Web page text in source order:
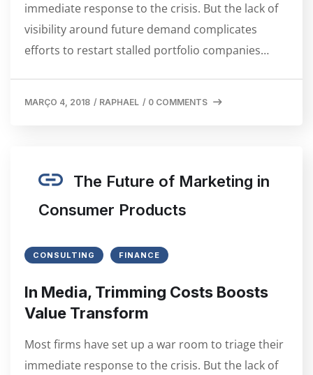
immediate response to the crisis. But the lack of
visibility around future demand complicates
efforts to restart stalled portfolio companies…
MARÇO 4, 2018 / RAPHAEL / 0 COMMENTS
The Future of Marketing in
Consumer Products
CONSULTING FINANCE
In Media, Trimming Costs Boosts
Value Transform
Most firms have set up a war room to triage their
immediate response to the crisis. But the lack of